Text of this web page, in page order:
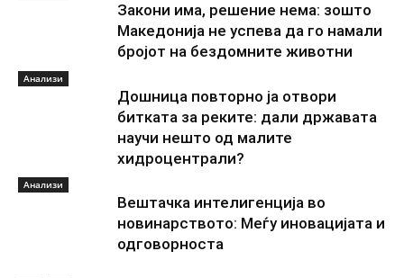
Закони има, решение нема: зошто
Македонија не успева да го намали
бројот на бездомните животни
Анализи
Дошница повторно ја отвори
битката за реките: дали државата
научи нешто од малите
хидроцентрали?
Анализи
Вештачка интелигенција во
новинарството: Меѓу иновацијата и
одговорноста